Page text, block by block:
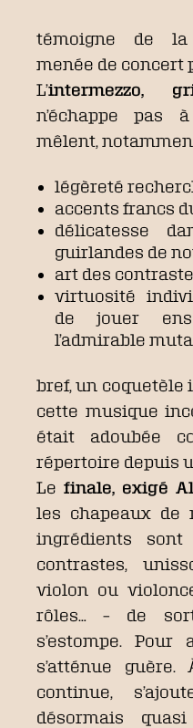
témoigne de la
menée de concert
L’intermezzo,
n’échappe pas
mêlent,
légèreté
accents francs
délicatesse
guirlandes de
art des
virtuosité
de jouer
l’admirable
bref, un coquetèle
cette musique
était adoubée
répertoire depuis
Le finale, exigé
les chapeaux de
ingrédients sont
contrastes,
violon ou
rôles… – de
s’estompe.
s’atténue
continue,
désormais